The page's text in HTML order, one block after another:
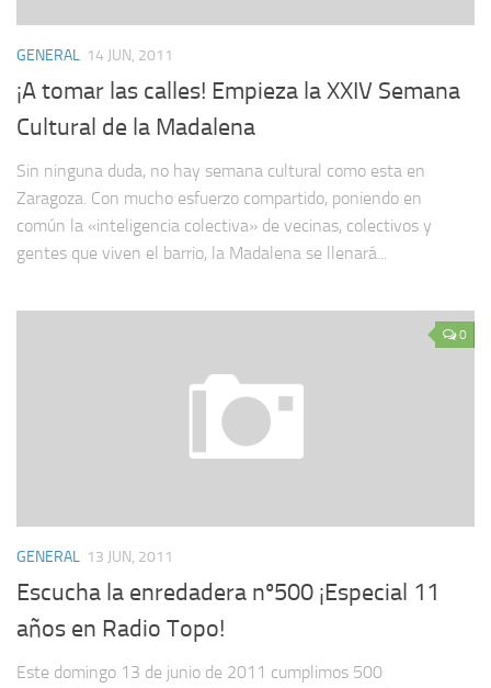
GENERAL 14 JUN, 2011
¡A tomar las calles! Empieza la XXIV Semana
Cultural de la Madalena
Sin ninguna duda, no hay semana cultural como esta en
Zaragoza. Con mucho esfuerzo compartido, poniendo en
común la «inteligencia colectiva» de vecinas, colectivos y
gentes que viven el barrio, la Madalena se llenará...
0
GENERAL 13 JUN, 2011
Escucha la enredadera nº500 ¡Especial 11
años en Radio Topo!
Este domingo 13 de junio de 2011 cumplimos 500